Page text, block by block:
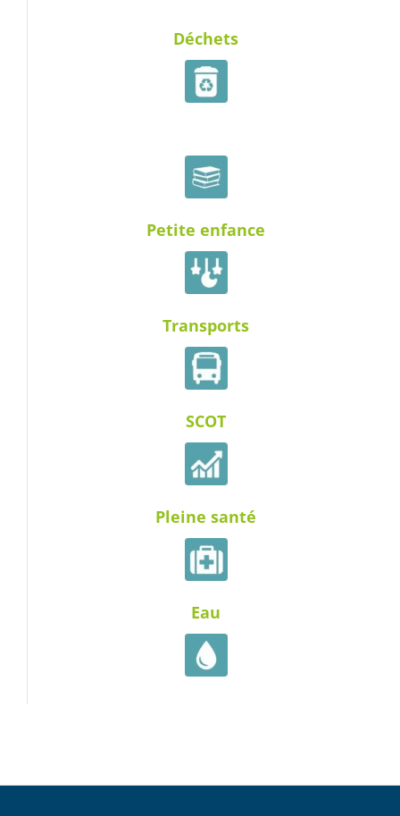
Déchets
Petite enfance
Transports
SCOT
Pleine santé
Eau